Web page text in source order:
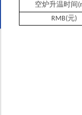
空炉升温时间
RMB(元)